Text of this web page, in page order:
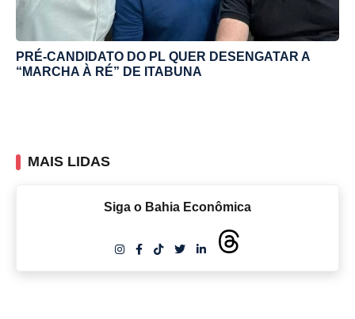
PRÉ-CANDIDATO DO PL QUER DESENGATAR A
“MARCHA À RÉ” DE ITABUNA
MAIS LIDAS
Siga o Bahia Econômica